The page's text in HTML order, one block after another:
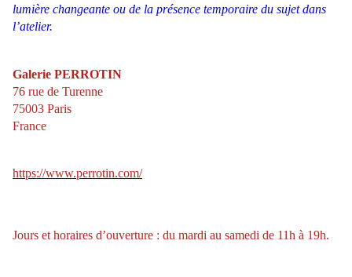
lumière changeante ou de la présence temporaire du sujet dans
l’atelier.
Galerie PERROTIN
76 rue de Turenne
75003 Paris
France
https://www.perrotin.com/
Jours et horaires d’ouverture : du mardi au samedi de 11h à 19h.